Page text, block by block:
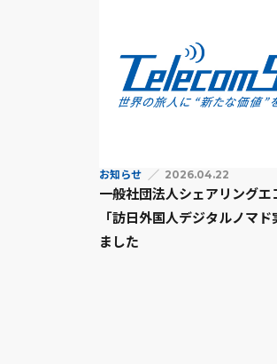
お知らせ 2026.04.22
一般社団法人シェアリングエ
「訪日外国人デジタルノマ
ました